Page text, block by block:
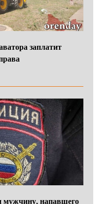
заплатит
мужчину, напавшего